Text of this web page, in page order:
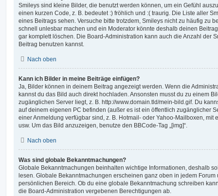
Smileys sind kleine Bilder, die benutzt werden können, um ein Gefühl
einen kurzen Code, z. B. bedeutet :) fröhlich und :( traurig. Die Liste aller
eines Beitrags sehen. Versuche bitte trotzdem, Smileys nicht zu häufig zu
schnell unlesbar machen und ein Moderator könnte deshalb deinen
gar komplett löschen. Die Board-Administration kann auch die Anzahl der
Beitrag benutzen kannst.
Nach oben
Kann ich Bilder in meine Beiträge einfügen?
Ja, Bilder können in deinem Beitrag angezeigt werden. Wenn die
kannst du das Bild auch direkt hochladen. Ansonsten musst du zu einem
zugänglichen Server liegt, z. B. http://www.domain.tld/mein-bild.gif. Du
auf deinem eigenen PC befinden (außer es ist ein öffentlich zugänglicher
einer Anmeldung verfügbar sind, z. B. Hotmail- oder Yahoo-Mailboxen, mit
usw. Um das Bild anzuzeigen, benutze den BBCode-Tag „[img]“.
Nach oben
Was sind globale Bekanntmachungen?
Globale Bekanntmachungen beinhalten wichtige Informationen, deshalb
lesen. Globale Bekanntmachungen erscheinen ganz oben in jedem
persönlichen Bereich. Ob du eine globale Bekanntmachung schreiben
die Board-Administration vergebenen Berechtigungen ab.